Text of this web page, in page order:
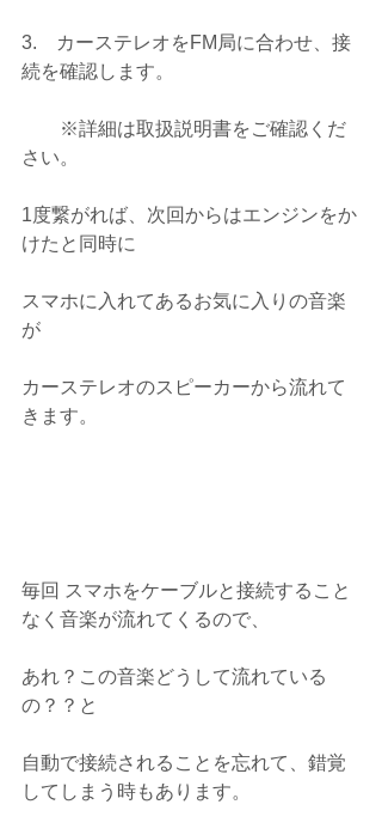
3.　カーステレオをFM局に合わせ、接
続を確認します。
※詳細は取扱説明書をご確認くだ
さい。
1度繋がれば、次回からはエンジンをか
けたと同時に
スマホに入れてあるお気に入りの音楽
が
カーステレオのスピーカーから流れて
きます。
毎回 スマホをケーブルと接続すること
なく音楽が流れてくるので、
あれ？この音楽どうして流れている
の？？と
自動で接続されることを忘れて、錯覚
してしまう時もあります。